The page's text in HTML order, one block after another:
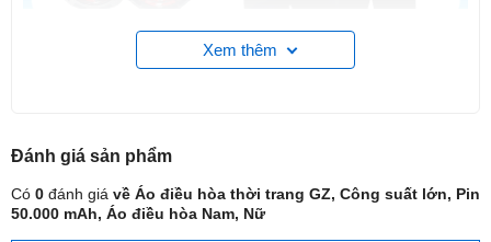
Xem thêm
Đánh giá sản phẩm
Có 0 đánh giá về Áo điều hòa thời trang GZ, Công suất lớn, Pin
50.000 mAh, Áo điều hòa Nam, Nữ